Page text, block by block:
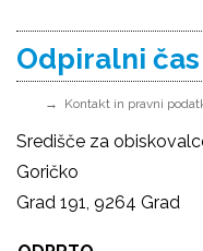
Odpiralni čas
Kontakt in pravni
Središče za
Goričko
Grad 191, 9264 Grad